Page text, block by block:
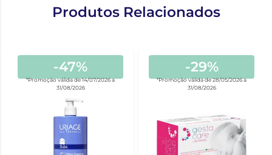
Produtos Relacionados
-47%
*Promoção válida de 14/07/2026 a
31/08/2026
-29%
*Promoção válida de 28/05/2026 a
31/08/2026